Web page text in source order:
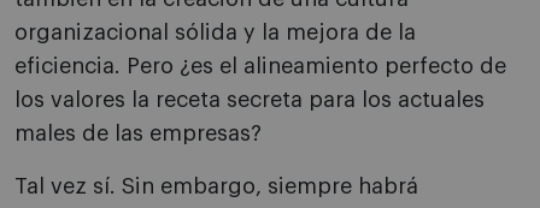
organizacional sólida y la mejora de la
eficiencia. Pero ¿es el alineamiento perfecto de
los valores la receta secreta para los actuales
males de las empresas?
Tal vez sí. Sin embargo, siempre habrá